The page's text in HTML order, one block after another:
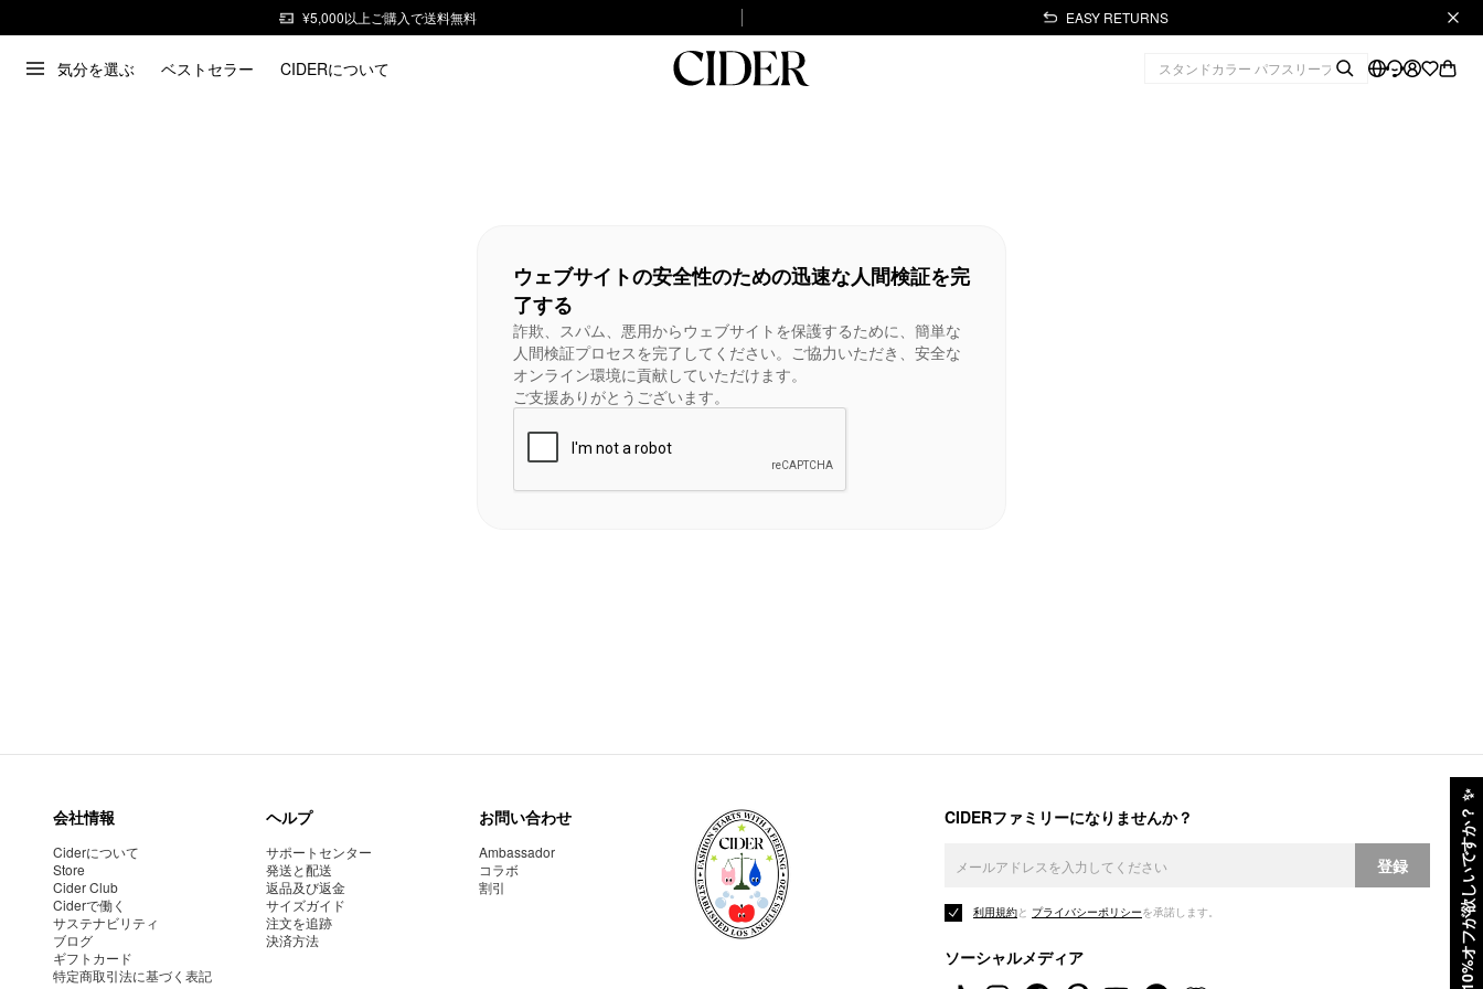
¥5,000以上ご購入で送料無料 EASY RETURNS
気分を選ぶ ベストセラー CIDERについて
10%オフが欲しいですか？
✨
ウェブサイトの安全性のための迅速な人間検証を完
了する
詐欺、スパム、悪用からウェブサイトを保護するために、簡単な
人間検証プロセスを完了してください。ご協力いただき、安全な
オンライン環境に貢献していただけます。
ご支援ありがとうございます。
会社情報
Ciderについて
Store
Cider Club
Ciderで働く
サステナビリティ
ブログ
ギフトカード
特定商取引法に基づく表記
ヘルプ
サポートセンター
発送と配送
返品及び返金
サイズガイド
注文を追跡
決済方法
お問い合わせ
Ambassador
コラボ
割引
CIDERファミリーになりませんか？
登録
利用規約と プライバシーポリシーを承諾します。
ソーシャルメディア